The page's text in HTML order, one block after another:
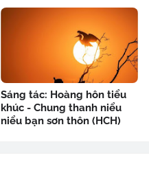
Sáng tác: Hoàng hôn tiểu
khúc - Chung thanh niểu
niểu bạn sơn thôn (HCH)